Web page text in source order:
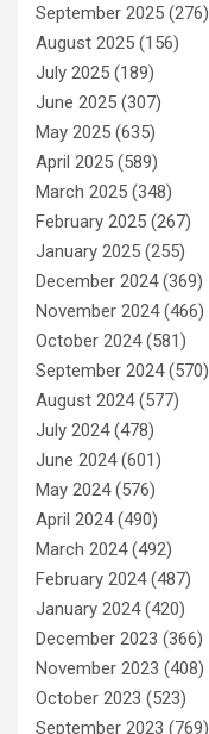
September 2025 (276)
August 2025 (156)
July 2025 (189)
June 2025 (307)
May 2025 (635)
April 2025 (589)
March 2025 (348)
February 2025 (267)
January 2025 (255)
December 2024(369)
November 2024(466)
October 2024(581)
September 2024(570)
August 2024(577)
July 2024(478)
June 2024(601)
May 2024(576)
April 2024(490)
March 2024(492)
February 2024(487)
January 2024(420)
December 2023 (366)
November 2023 (408)
October 2023 (523)
September 2023 (769)